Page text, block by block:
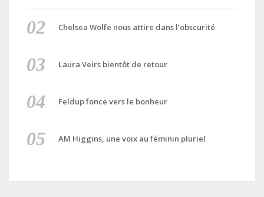
Chelsea Wolfe nous attire dans l’obscurité
Laura Veirs bientôt de retour
Feldup fonce vers le bonheur
AM Higgins, une voix au féminin pluriel